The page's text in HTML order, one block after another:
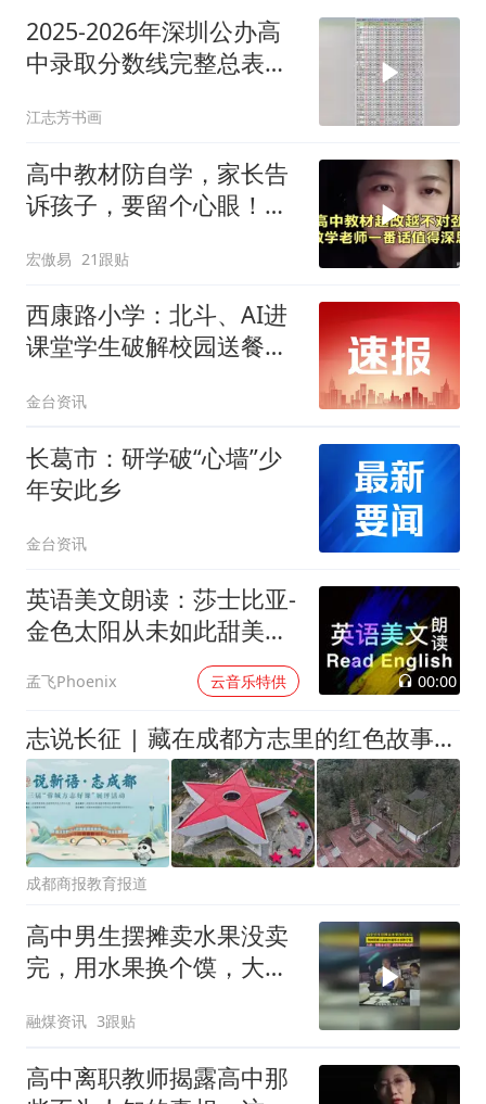
2025-2026年深圳公办高
中录取分数线完整总表含
江志芳书画
高中教材防自学，家长告
诉孩子，要留个心眼！听
宏傲易 21跟贴
西康路小学：北斗、AI进
课堂学生破解校园送餐难
金台资讯
长葛市：研学破“心墙”少
年安此乡
金台资讯
英语美文朗读：莎士比亚-
金色太阳从未如此甜美吻
孟飞Phoenix 云音乐特供 00:00
志说长征 | 藏在成都方志里的红色故事，老师们备课直接用！
成都商报教育报道
高中男生摆摊卖水果没卖
完，用水果换个馍，大
你多加点肉！
融煤资讯 3跟贴
高中离职教师揭露高中那